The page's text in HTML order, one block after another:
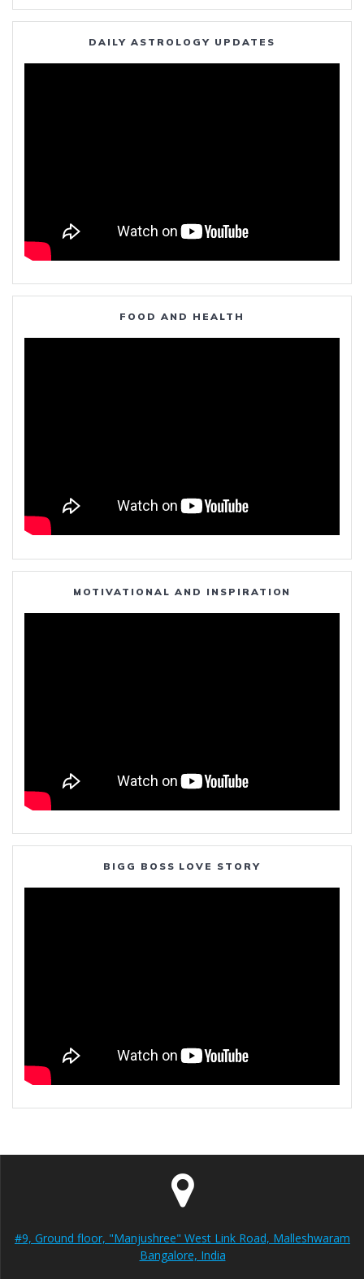
DAILY ASTROLOGY UPDATES
FOOD AND HEALTH
MOTIVATIONAL AND INSPIRATION
BIGG BOSS LOVE STORY
#9, Ground floor, "Manjushree" West Link Road, Malleshwaram
Bangalore, India